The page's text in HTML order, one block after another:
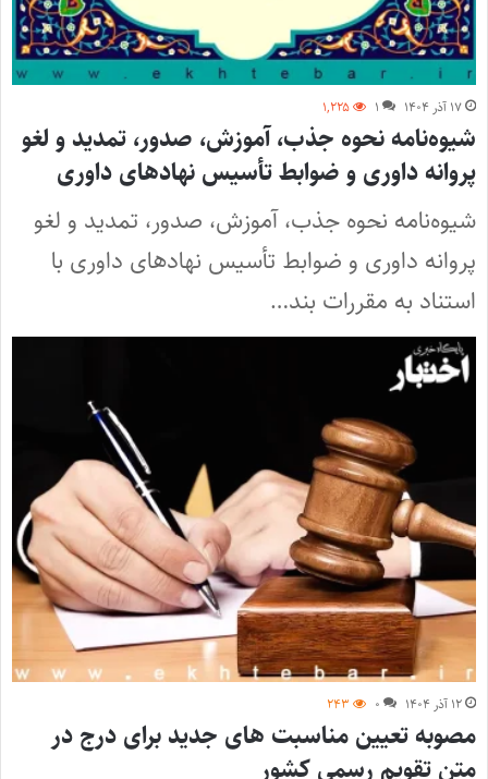
۱۷ آذر ۱۴۰۴ ۱ ۱,۲۲۵
شیوه‌نامه نحوه جذب، آموزش، صدور، تمدید و لغو
پروانه داوری و ضوابط تأسیس نهادهای داوری
شیوه‌نامه نحوه جذب، آموزش، صدور، تمدید و لغو
پروانه داوری و ضوابط تأسیس نهادهای داوری با
استناد به مقررات بند…
۱۲ آذر ۱۴۰۴ ۰ ۲۴۳
مصوبه تعیین مناسبت های جدید برای درج در
متن تقویم رسمی کشور